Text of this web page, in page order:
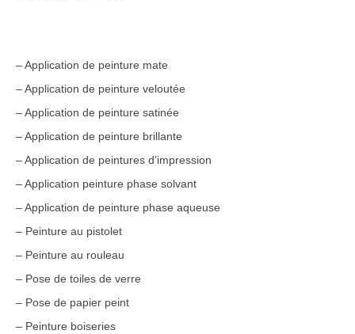
– Application de peinture mate
– Application de peinture veloutée
– Application de peinture satinée
– Application de peinture brillante
– Application de peintures d’impression
– Application peinture phase solvant
– Application de peinture phase aqueuse
– Peinture au pistolet
– Peinture au rouleau
– Pose de toiles de verre
– Pose de papier peint
– Peinture boiseries